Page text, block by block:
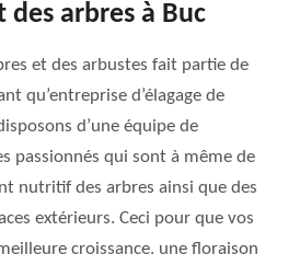
des arbres à Buc
et des arbustes fait partie de
qu’entreprise d’élagage de
d’une équipe de
passionnés qui sont à même de
nutritif des arbres ainsi que des
extérieurs. Ceci pour que vos
croissance, une floraison